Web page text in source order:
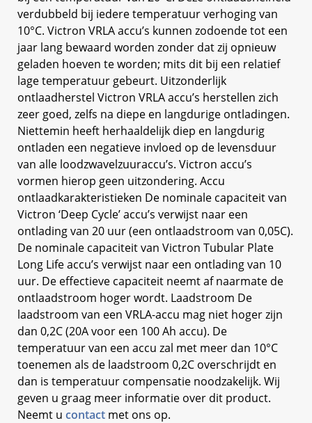
verdubbeld bij iedere temperatuur verhoging van
10°C. Victron VRLA accu’s kunnen zodoende tot een
jaar lang bewaard worden zonder dat zij opnieuw
geladen hoeven te worden; mits dit bij een relatief
lage temperatuur gebeurt. Uitzonderlijk
ontlaadherstel Victron VRLA accu’s herstellen zich
zeer goed, zelfs na diepe en langdurige ontladingen.
Niettemin heeft herhaaldelijk diep en langdurig
ontladen een negatieve invloed op de levensduur
van alle loodzwavelzuuraccu’s. Victron accu’s
vormen hierop geen uitzondering. Accu
ontlaadkarakteristieken De nominale capaciteit van
Victron ‘Deep Cycle’ accu’s verwijst naar een
ontlading van 20 uur (een ontlaadstroom van 0,05C).
De nominale capaciteit van Victron Tubular Plate
Long Life accu’s verwijst naar een ontlading van 10
uur. De effectieve capaciteit neemt af naarmate de
ontlaadstroom hoger wordt. Laadstroom De
laadstroom van een VRLA-accu mag niet hoger zijn
dan 0,2C (20A voor een 100 Ah accu). De
temperatuur van een accu zal met meer dan 10°C
toenemen als de laadstroom 0,2C overschrijdt en
dan is temperatuur compensatie noodzakelijk. Wij
geven u graag meer informatie over dit product.
Neemt u contact met ons op.